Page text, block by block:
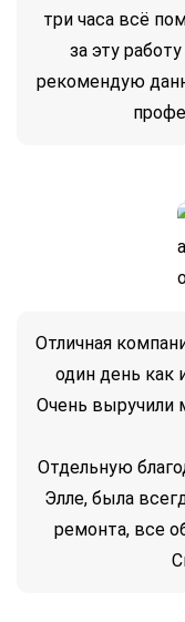
три часа всё
за эту
рекомендую
Отличная
один день как
Очень выручили
Отдельную
Элле, была
ремонта, все